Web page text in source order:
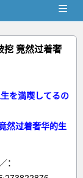
≡
挖 竟然过着奢
を満喫してるの
然过着奢华的生
：